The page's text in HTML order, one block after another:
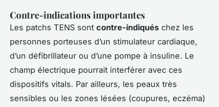
Contre-indications importantes
Les patchs TENS sont contre-indiqués chez les
personnes porteuses d’un stimulateur cardiaque,
d’un défibrillateur ou d’une pompe à insuline. Le
champ électrique pourrait interférer avec ces
dispositifs vitals. Par ailleurs, les peaux très
sensibles ou les zones lésées (coupures, eczéma)